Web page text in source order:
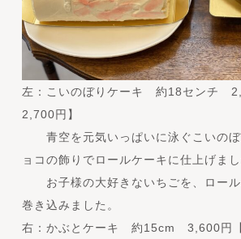
左：こいのぼりケーキ 約18センチ
2,700円】
青空を元気いっぱいに泳ぐこいのぼ
ョコの飾りでロールケーキに仕上げまし
お子様の大好きないちごを、ロール
巻き込みました。
右： かぶとケーキ 約15cm 3,600円【